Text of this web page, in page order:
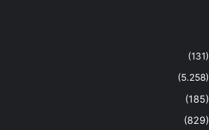
(131)
(5.258)
(185)
(829)